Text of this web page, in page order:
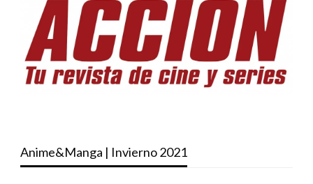
Anime&Manga | Invierno 2021